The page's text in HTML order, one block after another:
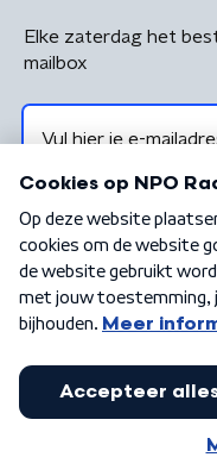
Elke zaterdag het
mailbox
Algemene